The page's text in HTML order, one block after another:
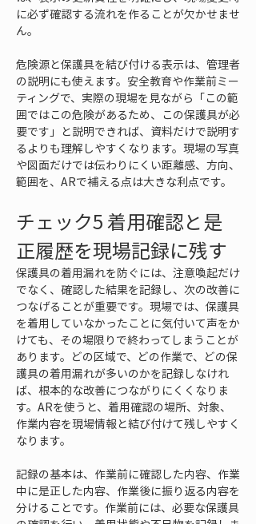
に必ず確認する流れを作ることが欠かせませ
ん。
危険源と保護具を結び付ける表示は、管理者
の説明にも使えます。安全教育や作業前ミー
ティングで、実際の現場を見ながら「この範
囲ではこの危険があるため、この保護具が必
要です」と説明できれば、資料だけで説明す
るよりも理解しやすくなります。現場の写真
や図面だけでは伝わりにくい距離感、方向、
範囲を、ARで補える点は大きな利点です。
チェック5 着用確認と是
正履歴を現場記録に残す
保護具の着用漏れを防ぐには、注意喚起だけ
でなく、確認した結果を記録し、次の改善に
つなげることが重要です。現場では、保護具
を着用していなかったことに気付いて声をか
けても、その場限りで終わってしまうことが
あります。どの区域で、どの作業で、どの保
護具の着用漏れが多いのかを記録しなけれ
ば、根本的な改善につながりにくくなりま
す。ARを使うと、着用確認の場所、対象、
作業内容を現場情報と結び付けて残しやすく
なります。
記録の基本は、作業前に確認した内容、作業
中に是正した内容、作業後に振り返る内容を
分けることです。作業前には、必要な保護具